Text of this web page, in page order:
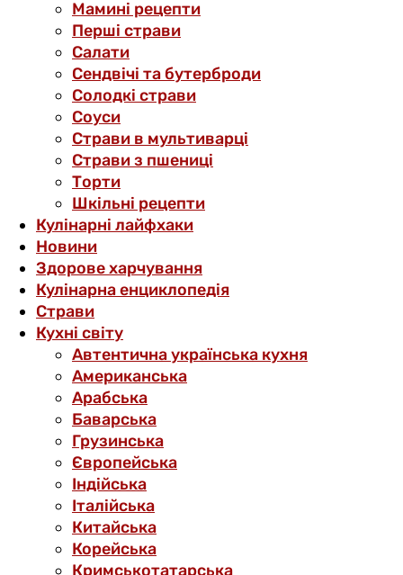
Мамині рецепти
Перші страви
Салати
Сендвічі та бутерброди
Солодкі страви
Соуси
Страви в мультиварці
Страви з пшениці
Торти
Шкільні рецепти
Кулінарні лайфхаки
Новини
Здорове харчування
Кулінарна енциклопедія
Страви
Кухні світу
Автентична українська кухня
Американська
Арабська
Баварська
Грузинська
Європейська
Індійська
Італійська
Китайська
Корейська
Кримськотатарська